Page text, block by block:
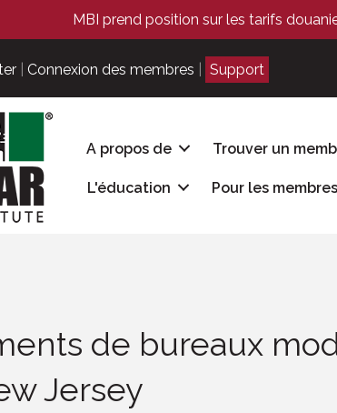
MBI prend position sur les tarifs
Connexion des membres Support
A propos de Trouver un
L'éducation Pour les membres
de bureaux
Jersey